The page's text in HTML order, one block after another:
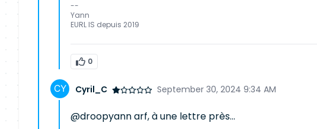
--
Yann
EURL IS depuis 2019
0
Cyril_C September 30, 2024 9:34 AM
@droopyann arf, à une lettre près...